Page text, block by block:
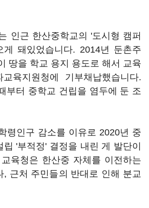
인근 한산중학교의 '도시형 캠퍼
게 돼있었습니다. 2014년 둔촌주
땅을 학교 용지 용도로 해서 교육
육지원청에 기부채납했습니다.
부터 중학교 건립을 염두에 둔 조
령인구 감소를 이유로 2020년 중
'부적정' 결정을 내린 게 발단이
육청은 한산중 자체를 이전하는
, 근처 주민들의 반대로 인해 분교